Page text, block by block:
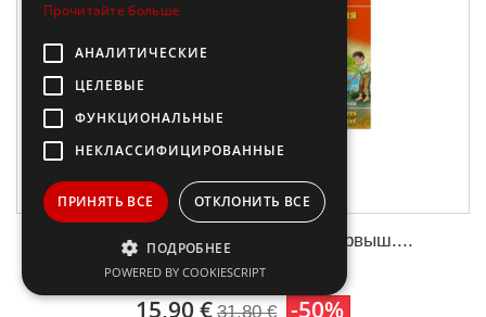
Комплект 6. АК (Маленький оборвыш....
15,90 € 31,80 € -50%
Прочитайте больше
АНАЛИТИЧЕСКИЕ
ЦЕЛЕВЫЕ
ФУНКЦИОНАЛЬНЫЕ
НЕКЛАССИФИЦИРОВАННЫЕ
ПРИНЯТЬ ВСЕ ОТКЛОНИТЬ ВСЕ
ПОДРОБНЕЕ
POWERED BY COOKIESCRIPT